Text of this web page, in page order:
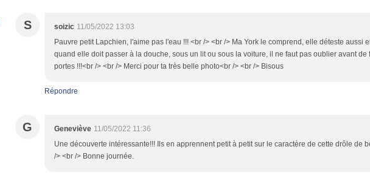
S soizic 11/05/2022 13:03
Pauvre petit Lapchien, l'aime pas l'eau !!! <br /> <br /> Ma York le comprend, elle déteste aussi
quand elle doit passer à la douche, sous un lit ou sous la voiture, il ne faut pas oublier avant de
portes !!!<br /> <br /> Merci pour ta très belle photo<br /> <br /> Bisous
Répondre
G Geneviève 11/05/2022 11:36
Une découverte intéressante!!! Ils en apprennent petit à petit sur le caractère de cette drôle de
/> <br /> Bonne journée.